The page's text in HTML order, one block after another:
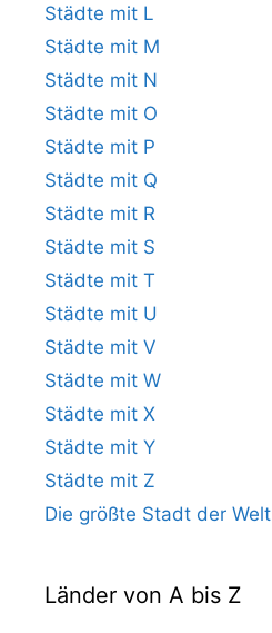
Städte mit L
Städte mit M
Städte mit N
Städte mit O
Städte mit P
Städte mit Q
Städte mit R
Städte mit S
Städte mit T
Städte mit U
Städte mit V
Städte mit W
Städte mit X
Städte mit Y
Städte mit Z
Die größte Stadt der Welt
Länder von A bis Z